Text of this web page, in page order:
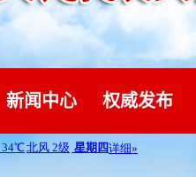
新闻中心 权威发布